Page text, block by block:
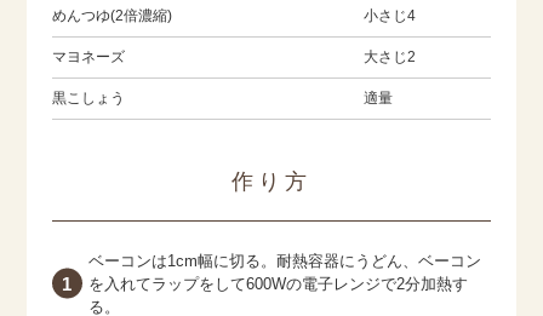
めんつゆ(2倍濃縮) 小さじ4
マヨネーズ 大さじ2
黒こしょう 適量
作り方
ベーコンは1cm幅に切る。耐熱容器にうどん、ベーコン
を入れてラップをして600Wの電子レンジで2分加熱す
る。